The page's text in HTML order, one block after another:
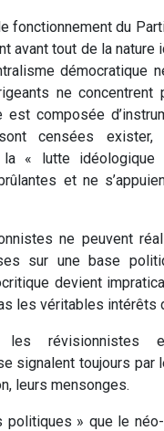
fonctionnement du
avant tout de la nature
démocratique
ne concentrent
est composée
censées exister,
« lutte idéologique
et ne
ne peuvent
sur une base
devient
les véritables intérêts
les révisionnistes
signalent toujours par
leurs mensonges.
politiques » que le